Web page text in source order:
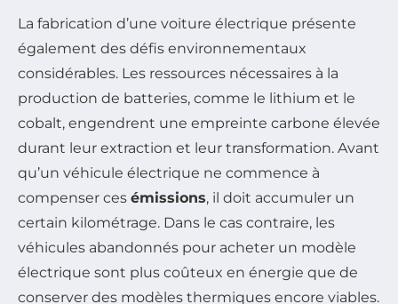
La fabrication d’une voiture électrique présente
également des défis environnementaux
considérables. Les ressources nécessaires à la
production de batteries, comme le lithium et le
cobalt, engendrent une empreinte carbone élevée
durant leur extraction et leur transformation. Avant
qu’un véhicule électrique ne commence à
compenser ces émissions, il doit accumuler un
certain kilométrage. Dans le cas contraire, les
véhicules abandonnés pour acheter un modèle
électrique sont plus coûteux en énergie que de
conserver des modèles thermiques encore viables.